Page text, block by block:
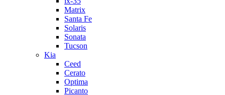
Matrix
Santa Fe
Solaris
Sonata
Tucson
Kia
Ceed
Cerato
Optima
Picanto